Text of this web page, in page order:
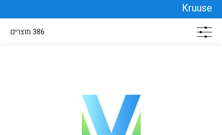
Kruuse
386 מוצרים